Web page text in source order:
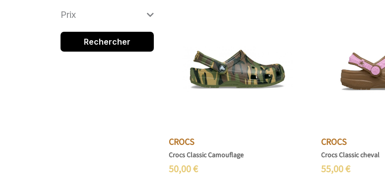
Prix
Rechercher
CROCS
Crocs Classic Camouflage
50,00€
CROCS
Crocs Classic cheval
55,00€